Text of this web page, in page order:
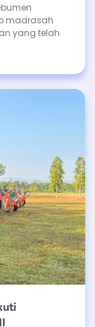
madrasah
yang telah